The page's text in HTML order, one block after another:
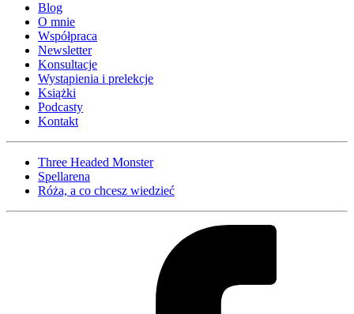
Blog
O mnie
Współpraca
Newsletter
Konsultacje
Wystąpienia i prelekcje
Książki
Podcasty
Kontakt
Three Headed Monster
Spellarena
Róża, a co chcesz wiedzieć